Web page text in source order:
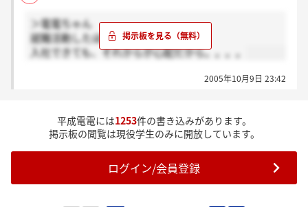
ら、今度こそ気を付けるねんで。
小っちゃい会社でもエエ会社いっぱいあるで。
電電ちゃん、他内定者さん、
＞電電ちゃん
就職活動したほうがいいよ。
入社できても、それからが心配だから。。。。
2005年10月9日 23:42
平成電電には1253件の書き込みがあります。
掲示板の閲覧は現役学生のみに開放しています。
ログイン/会員登録